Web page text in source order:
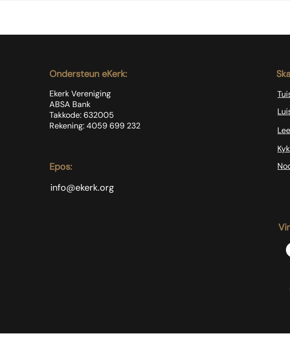
Ondersteun eKerk:
Ekerk Vereniging
ABSA Bank
Takkode: 632005
Rekening: 4059 699 232
Epos:
info@ekerk.org
Kyk